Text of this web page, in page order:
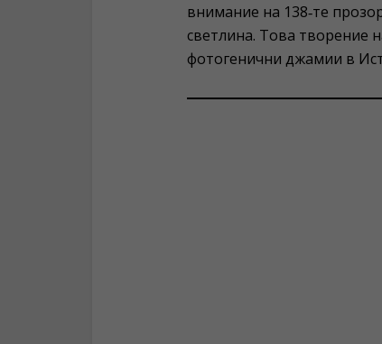
внимание на 138‑те
светлина. Това творение
фотогенични джамии в